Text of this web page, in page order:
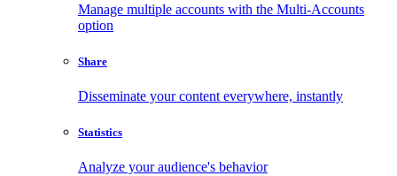
Manage multiple accounts with the Multi-Accounts
option
Share
Disseminate your content everywhere, instantly
Statistics
Analyze your audience's behavior